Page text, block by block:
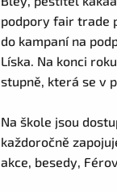
podpory fair trade
do kampaní na
Líska. Na konci
stupně, která se v
Na škole jsou
každoročně
akce, besedy,